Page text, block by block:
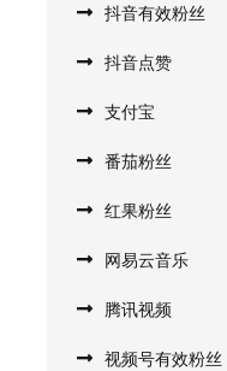
抖音有效粉丝
抖音点赞
支付宝
番茄粉丝
红果粉丝
网易云音乐
腾讯视频
视频号有效粉丝